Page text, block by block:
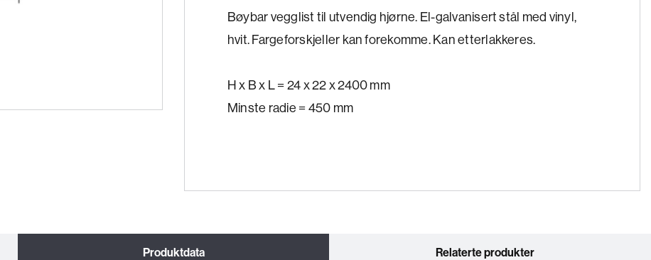
Bøybar vegglist til utvendig hjørne. El-galvanisert stål med vinyl,
hvit. Fargeforskjeller kan forekomme. Kan etterlakkeres.
H x B x L = 24 x 22 x 2400 mm
Minste radie = 450 mm
Produktdata Relaterte produkter